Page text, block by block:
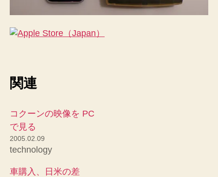
関連
コクーンの映像を PC
で見る
2005.02.09
technology
車購入、日米の差